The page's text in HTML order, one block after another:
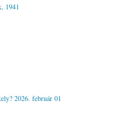
2026. február 01